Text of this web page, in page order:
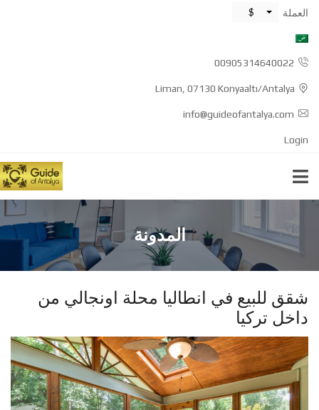
العملة $
00905314640022
Liman, 07130 Konyaaltı/Antalya
info@guideofantalya.com
Login
المدونة
شقق للبيع في انطاليا محلة اونجالي من
داخل تركيا